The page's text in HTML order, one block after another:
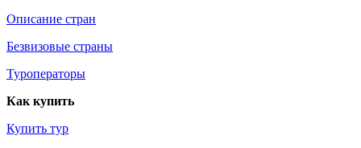
Описание стран
Безвизовые страны
Туроператоры
Как купить
Купить тур